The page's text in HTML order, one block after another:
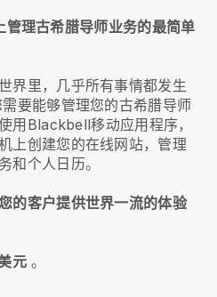
理古希腊导师业务的最简单
界里，几乎所有事情都发生
要能够管理您的古希腊导师
用 Blackbell移动应用程序，
上创建您的在线网站，管理
和个人日历。
的客户提供世界一流的体验
元。